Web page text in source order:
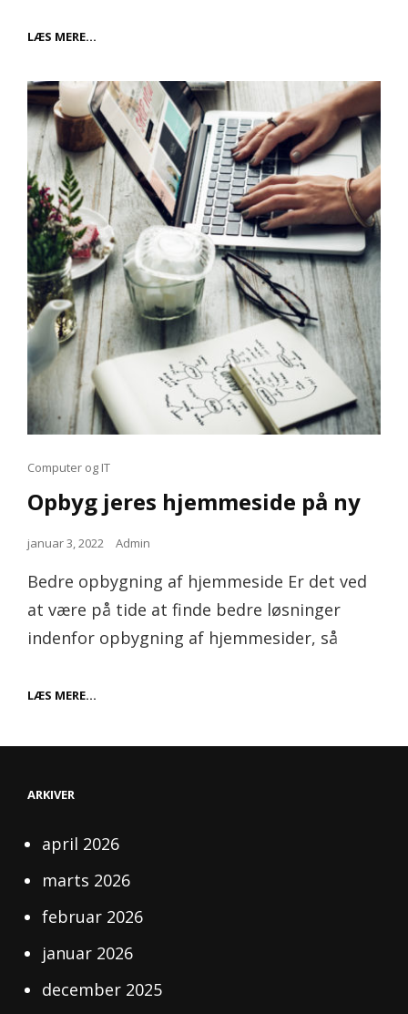
LÆS MERE…
GOLF
Cat
Computer og IT
Opbyg jeres hjemmeside på ny
Posted
januar 3, 2022 Admin
Bedre opbygning af hjemmeside Er det ved
at være på tide at finde bedre løsninger
indenfor opbygning af hjemmesider, så
LÆS MERE…
ARKIVER
april 2026
marts 2026
februar 2026
januar 2026
december 2025